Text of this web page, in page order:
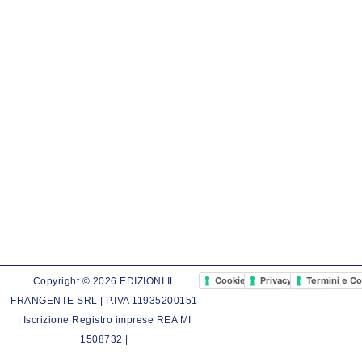
Copyright © 2026 EDIZIONI IL
FRANGENTE SRL | P.IVA 11935200151
| Iscrizione Registro imprese REA MI
1508732 |
Cookie PolicyPrivacy PolicyTermini e